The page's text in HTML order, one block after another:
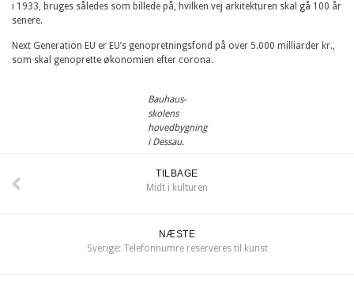
i 1933, bruges således som billede på, hvilken vej arkitekturen skal gå 100 år
senere.
Next Generation EU er EU’s genopretningsfond på over 5.000 milliarder kr.,
som skal genoprette økonomien efter corona.
Bauhaus-
skolens
hovedbygning
i Dessau.
TILBAGE
Midt i kulturen
NÆSTE
Sverige: Telefonnumre reserveres til kunst